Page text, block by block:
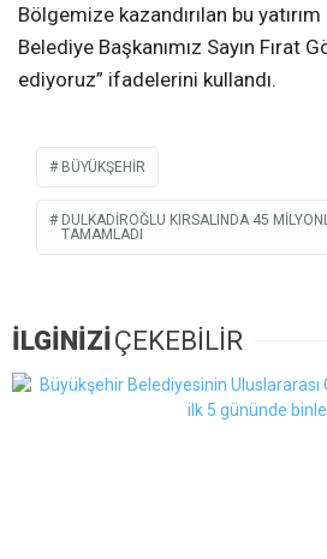
Bölgemize kazandırılan bu
Belediye Başkanımız Sayın Fırat
ediyoruz” ifadelerini kullandı.
BÜYÜKŞEHIR
DULKADIROĞLU KIRSALINDA 45
TAMAMLADI
İLGİNİZİÇEKEBİLİR